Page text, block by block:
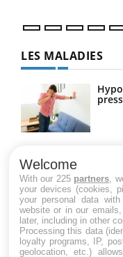
LES MALADIES
Welcome
With our 225 partners ,
your devices (cookies,
your personal data
website or in our
later, including in other
Processing this data
loyalty programs, IP,
geolocation, etc.)